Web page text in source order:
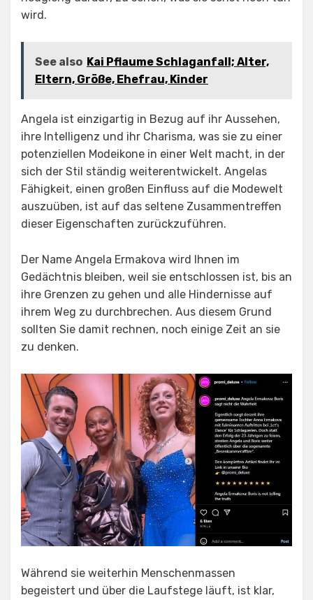
wird.
See also Kai Pflaume Schlaganfall; Alter,
Eltern, Größe, Ehefrau, Kinder
Angela ist einzigartig in Bezug auf ihr Aussehen,
ihre Intelligenz und ihr Charisma, was sie zu einer
potenziellen Modeikone in einer Welt macht, in der
sich der Stil ständig weiterentwickelt. Angelas
Fähigkeit, einen großen Einfluss auf die Modewelt
auszuüben, ist auf das seltene Zusammentreffen
dieser Eigenschaften zurückzuführen.
Der Name Angela Ermakova wird Ihnen im
Gedächtnis bleiben, weil sie entschlossen ist, bis an
ihre Grenzen zu gehen und alle Hindernisse auf
ihrem Weg zu durchbrechen. Aus diesem Grund
sollten Sie damit rechnen, noch einige Zeit an sie
zu denken.
Während sie weiterhin Menschenmassen
begeistert und über die Laufstege läuft, ist klar,